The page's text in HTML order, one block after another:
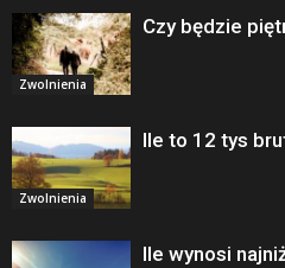
Zwolnienia
Czy będzie
Zwolnienia
Ile to 12 tys
Ile wynosi